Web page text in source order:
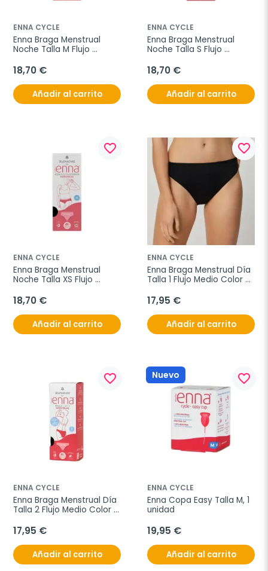
ENNA CYCLE
Enna Braga Menstrual
Noche Talla M Flujo
18,70 €
Añadir al carrito
ENNA CYCLE
Enna Braga Menstrual
Noche Talla S Flujo
18,70 €
Añadir al carrito
favorite_border
ENNA CYCLE
Enna Braga Menstrual
Noche Talla XS Flujo
18,70 €
Añadir al carrito
favorite_border
ENNA CYCLE
Enna Braga Menstrual Día
Talla 1 Flujo Medio Color
17,95 €
Añadir al carrito
favorite_border
ENNA CYCLE
Enna Braga Menstrual Día
Talla 2 Flujo Medio Color
17,95 €
Añadir al carrito
Nuevo favorite_border
ENNA CYCLE
Enna Copa Easy Talla M, 1
unidad
19,95 €
Añadir al carrito